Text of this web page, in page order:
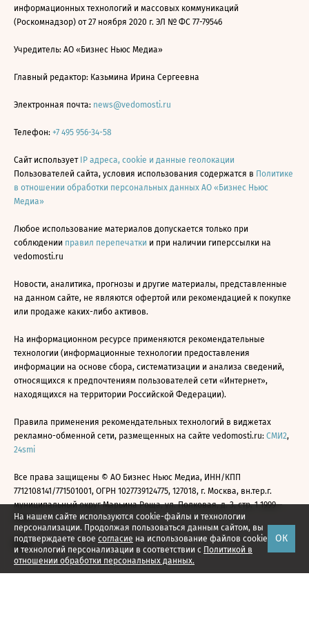
На нашем сайте используются cookie-файлы и технологии
персонализации. Продолжая пользоваться данным сайтом, вы
подтверждаете свое согласие на использование файлов cookie
и технологий персонализации в соответствии с Политикой в
отношении обработки персональных данных.
ОК
информационных технологий и массовых коммуникаций
(Роскомнадзор) от 27 ноября 2020 г. ЭЛ № ФС 77-79546
Учредитель: АО «Бизнес Ньюс Медиа»
Главный редактор: Казьмина Ирина Сергеевна
Электронная почта: news@vedomosti.ru
Телефон: +7 495 956-34-58
Сайт использует IP адреса, cookie и данные геолокации
Пользователей сайта, условия использования содержатся в Политике
в отношении обработки персональных данных АО «Бизнес Ньюс
Медиа»
Любое использование материалов допускается только при
соблюдении правил перепечатки и при наличии гиперссылки на
vedomosti.ru
Новости, аналитика, прогнозы и другие материалы, представленные
на данном сайте, не являются офертой или рекомендацией к покупке
или продаже каких-либо активов.
На информационном ресурсе применяются рекомендательные
технологии (информационные технологии предоставления
информации на основе сбора, систематизации и анализа сведений,
относящихся к предпочтениям пользователей сети «Интернет»,
находящихся на территории Российской Федерации).
Правила применения рекомендательных технологий в виджетах
рекламно-обменной сети, размещенных на сайте vedomosti.ru: СМИ2,
24smi
Все права защищены © АО Бизнес Ньюс Медиа, ИНН/КПП
7712108141/771501001, ОГРН 1027739124775, 127018, г. Москва, вн.тер.г.
муниципальный округ Марьина Роща, ул. Полковая, д. 3, стр. 1 1999—
2026